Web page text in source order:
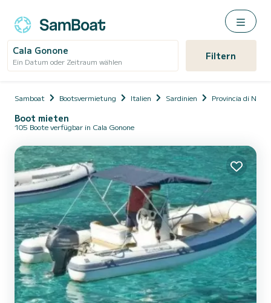
Cala Gonone
Ein Datum oder Zeitraum wählen Filtern
Samboat Bootsvermietung Italien Sardinien Provincia di Nuoro
Boot mieten
105 Boote verfügbar in Cala Gonone